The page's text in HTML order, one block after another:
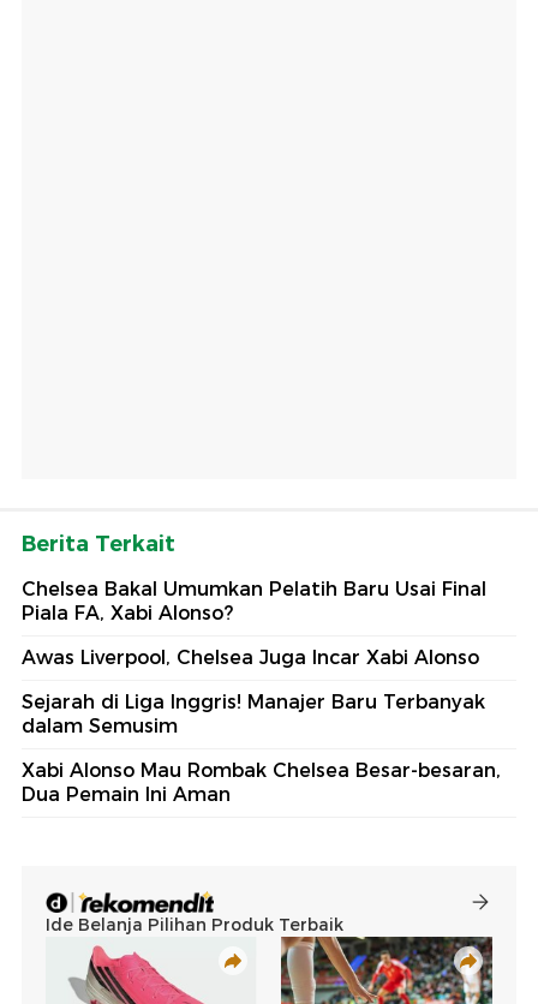
Berita Terkait
Chelsea Bakal Umumkan Pelatih Baru Usai Final
Piala FA, Xabi Alonso?
Awas Liverpool, Chelsea Juga Incar Xabi Alonso
Sejarah di Liga Inggris! Manajer Baru Terbanyak
dalam Semusim
Xabi Alonso Mau Rombak Chelsea Besar-besaran,
Dua Pemain Ini Aman